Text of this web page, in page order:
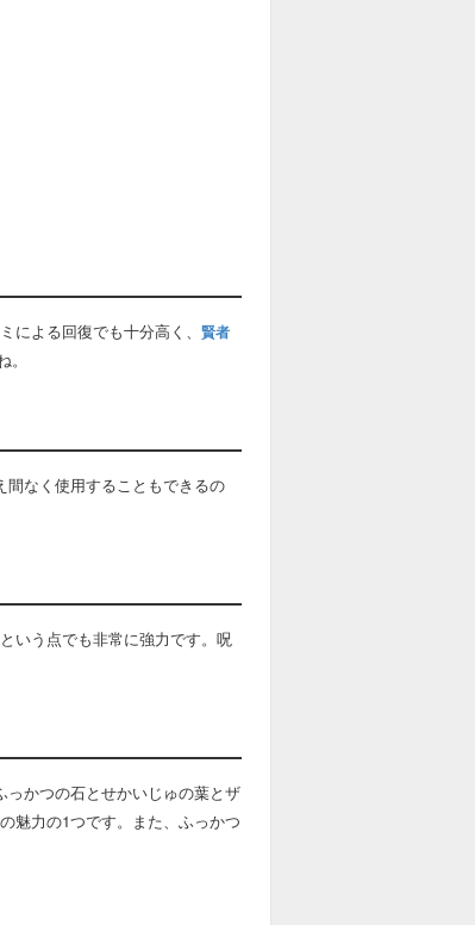
よる回復でも十分高く、 賢者
なく使用することもできるの
いう点でも非常に強力です。呪
かつの石とせかいじゅの葉とザ
魅力の1つです。また、ふっかつ